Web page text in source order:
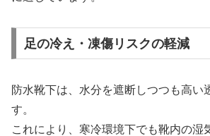
足の冷え・凍傷リスクの軽減
防水靴下は、水分を遮断しつつも高い
す。
これにより、寒冷環境下でも靴内の湿